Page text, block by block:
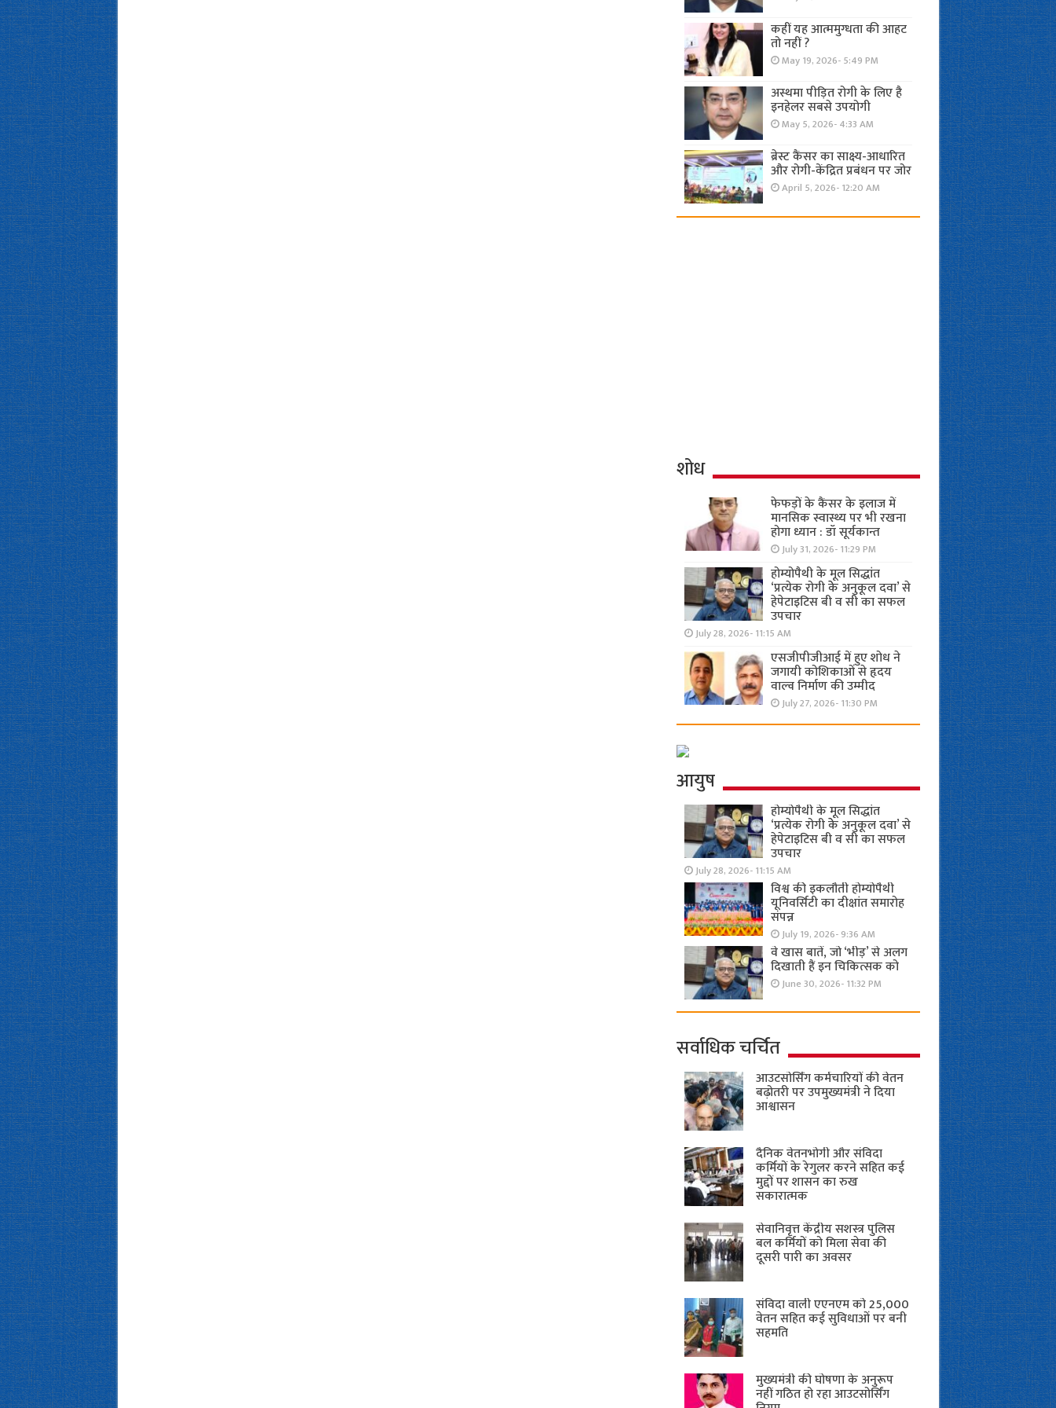
कहीं यह आत्ममुग्धता की आहट
तो नहीं ?
May 19, 2026- 5:49 PM
अस्थमा पीड़ित रोगी के लिए है
इनहेलर सबसे उपयोगी
May 5, 2026- 4:33 AM
ब्रेस्ट कैंसर का साक्ष्य-आधारित
और रोगी-केंद्रित प्रबंधन पर जोर
April 5, 2026- 12:20 AM
शोध
फेफड़ों के कैंसर के इलाज में
मानसिक स्वास्थ्य पर भी रखना
होगा ध्यान : डॉ सूर्यकान्त
July 31, 2026- 11:29 PM
होम्योपैथी के मूल सिद्धांत
‘प्रत्येक रोगी केे अनुकूल दवा’ से
हेपेटाइटिस बी व सी का सफल
उपचार
July 28, 2026- 11:15 AM
एसजीपीजीआई में हुए शोध ने
जगायी कोशिकाओं से हृदय
वाल्व निर्माण की उम्मीद
July 27, 2026- 11:30 PM
आयुष
होम्योपैथी के मूल सिद्धांत
‘प्रत्येक रोगी केे अनुकूल दवा’ से
हेपेटाइटिस बी व सी का सफल
उपचार
July 28, 2026- 11:15 AM
विश्व की इकलौती होम्योपैथी
यूनिवर्सिटी का दीक्षांत समारोह
संपन्न
July 19, 2026- 9:36 AM
वे खास बातें, जो ‘भीड़’ से अलग
दिखाती हैं इन चिकित्सक को
June 30, 2026- 11:32 PM
सर्वाधिक चर्चित
आउटसोर्सिंग कर्मचारियों की वेतन
बढ़ोतरी पर उपमुख्यमंत्री ने दिया
आश्वासन
दैनिक वेतनभोगी और संविदा
कर्मियों के रेगुलर करने सहित कई
मुद्दों पर शासन का रुख
सकारात्मक
सेवानिवृत्त केंद्रीय सशस्त्र पुलिस
बल ​कर्मियों को मिला सेवा की
दूसरी पारी का अवसर
संविदा वाली एएनएम को 25,000
वेतन सहित कई सुविधाओं पर बनी
सहमति
मुख्यमंत्री की घोषणा के अनुरूप
नहीं गठित हो रहा आउटसोर्सिंग